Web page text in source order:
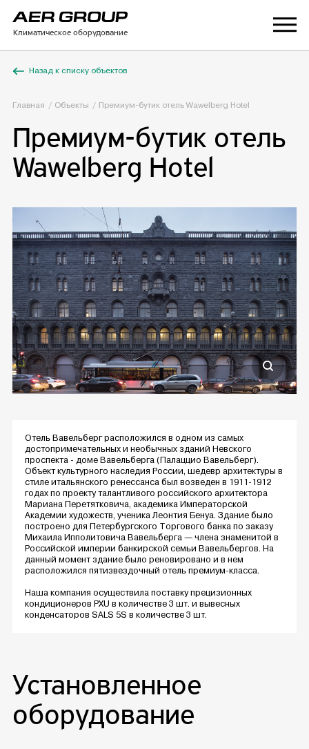
Климатическое оборудование
Назад к списку объектов
Главная Объекты Премиум-бутик отель Wawelberg Hotel
Премиум-бутик отель
Wawelberg Hotel
Отель Вавельберг расположился в одном из самых
достопримечательных и необычных зданий Невского
проспекта - доме Вавельберга (Палаццио Вавельберг).
Объект культурного наследия России, шедевр архитектуры в
стиле итальянского ренессанса был возведен в 1911-1912
годах по проекту талантливого российского архитектора
Мариана Перетятковича, академика Императорской
Академии художеств, ученика Леонтия Бенуа. Здание было
построено для Петербургского Торгового банка по заказу
Михаила Ипполитовича Вавельберга — члена знаменитой в
Российской империи банкирской семьи Вавельбергов. На
данный момент здание было реновировано и в нем
расположился пятизвездочный отель премиум-класса.
Наша компания осуществила поставку прецизионных
кондиционеров PXU в количестве 3 шт. и вывесных
конденсаторов SALS 5S в количестве 3 шт.
Установленное
оборудование